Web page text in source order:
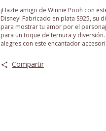
¡Hazte amigo de Winnie Pooh con
Disney! Fabricado en plata S925, su
para mostrar tu amor por el
para un toque de ternura y diversión.
alegres con este encantador
Compartir